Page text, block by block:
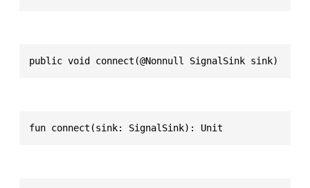
public void connect(@Nonnull SignalSink sink)
fun connect(sink: SignalSink): Unit